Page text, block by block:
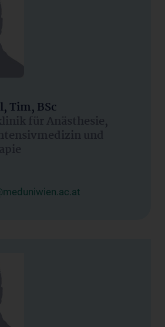
Tim, BSc
für Anästhesie,
und